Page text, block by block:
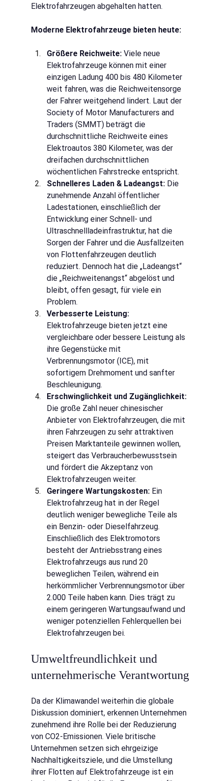
Elektrofahrzeugen abgehalten hatten.
Moderne Elektrofahrzeuge bieten heute:
Größere Reichweite: Viele neue
Elektrofahrzeuge können mit einer
einzigen Ladung 400 bis 480 Kilometer
weit fahren, was die Reichweitensorge
der Fahrer weitgehend lindert. Laut der
Society of Motor Manufacturers and
Traders (SMMT) beträgt die
durchschnittliche Reichweite eines
Elektroautos 380 Kilometer, was der
dreifachen durchschnittlichen
wöchentlichen Fahrstrecke entspricht.
Schnelleres Laden & Ladeangst: Die
zunehmende Anzahl öffentlicher
Ladestationen, einschließlich der
Entwicklung einer Schnell- und
Ultraschnellladeinfrastruktur, hat die
Sorgen der Fahrer und die Ausfallzeiten
von Flottenfahrzeugen deutlich
reduziert. Dennoch hat die „Ladeangst“
die „Reichweitenangst“ abgelöst und
bleibt, offen gesagt, für viele ein
Problem.
Verbesserte Leistung:
Elektrofahrzeuge bieten jetzt eine
vergleichbare oder bessere Leistung als
ihre Gegenstücke mit
Verbrennungsmotor (ICE), mit
sofortigem Drehmoment und sanfter
Beschleunigung.
Erschwinglichkeit und Zugänglichkeit:
Die große Zahl neuer chinesischer
Anbieter von Elektrofahrzeugen, die mit
ihren Fahrzeugen zu sehr attraktiven
Preisen Marktanteile gewinnen wollen,
steigert das Verbraucherbewusstsein
und fördert die Akzeptanz von
Elektrofahrzeugen weiter.
Geringere Wartungskosten: Ein
Elektrofahrzeug hat in der Regel
deutlich weniger bewegliche Teile als
ein Benzin- oder Dieselfahrzeug.
Einschließlich des Elektromotors
besteht der Antriebsstrang eines
Elektrofahrzeugs aus rund 20
beweglichen Teilen, während ein
herkömmlicher Verbrennungsmotor über
2.000 Teile haben kann. Dies trägt zu
einem geringeren Wartungsaufwand und
weniger potenziellen Fehlerquellen bei
Elektrofahrzeugen bei.
Umweltfreundlichkeit und
unternehmerische Verantwortung
Da der Klimawandel weiterhin die globale
Diskussion dominiert, erkennen Unternehmen
zunehmend ihre Rolle bei der Reduzierung
von CO2-Emissionen. Viele britische
Unternehmen setzen sich ehrgeizige
Nachhaltigkeitsziele, und die Umstellung
ihrer Flotten auf Elektrofahrzeuge ist ein